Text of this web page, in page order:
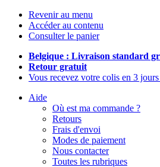
Revenir au menu
Accéder au contenu
Consulter le panier
Belgique : Livraison standard
Retour gratuit
Vous recevez votre colis en 3
Aide
Où est ma commande ?
Retours
Frais d'envoi
Modes de paiement
Nous contacter
Toutes les rubriques